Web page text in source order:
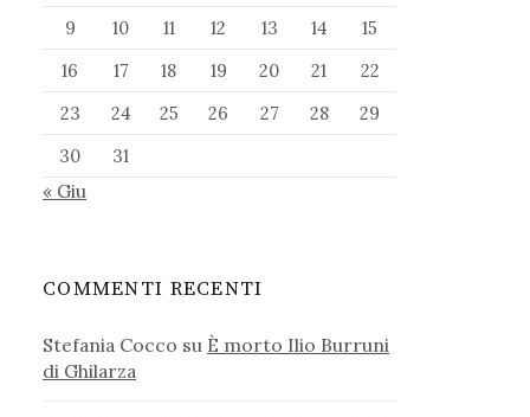
9
10 11 12 13 14
15
16
17 18 19 20 21
22
23
24 25 26 27 28
29
30
31
« Giu
COMMENTI RECENTI
Stefania Cocco su È morto Ilio Burruni
di Ghilarza